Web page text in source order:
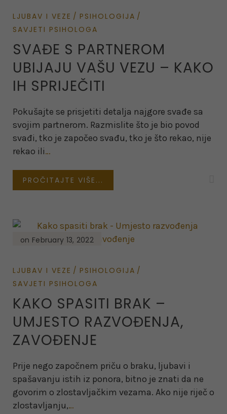
LJUBAV I VEZE
PSIHOLOGIJA
SAVJETI PSIHOLOGA
SVAĐE S PARTNEROM
UBIJAJU VAŠU VEZU – KAKO
IH SPRIJEČITI
Pokušajte se prisjetiti detalja najgore svađe sa
svojim partnerom. Razmislite što je bio povod
svađi, tko je započeo svađu, tko je što rekao, nije
rekao ili…
PROČITAJTE VIŠE...
on February 13, 2022
LJUBAV I VEZE
PSIHOLOGIJA
SAVJETI PSIHOLOGA
KAKO SPASITI BRAK –
UMJESTO RAZVOĐENJA,
ZAVOĐENJE
Prije nego započnem priču o braku, ljubavi i
spašavanju istih iz ponora, bitno je znati da ne
govorim o zlostavljačkim vezama. Ako nije riječ o
zlostavljanju,…